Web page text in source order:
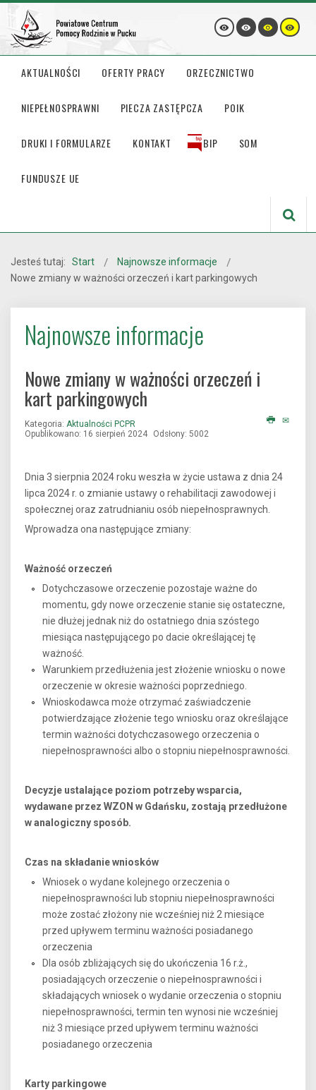
AKTUALNOŚCI OFERTY PRACY ORZECZNICTWO
NIEPEŁNOSPRAWNI PIECZA ZASTĘPCZA POIK
DRUKI I FORMULARZE KONTAKT BIP SOM
FUNDUSZE UE
Jesteś tutaj: Start
Najnowsze informacje
Nowe zmiany w ważności orzeczeń i kart parkingowych
Najnowsze informacje
Nowe zmiany w ważności orzeczeń i
kart parkingowych
Kategoria: Aktualności PCPR
Opublikowano: 16 sierpień 2024
Odsłony: 5002
Dnia 3 sierpnia 2024 roku weszła w życie ustawa z dnia 24
lipca 2024 r. o zmianie ustawy o rehabilitacji zawodowej i
społecznej oraz zatrudnianiu osób niepełnosprawnych.
Wprowadza ona następujące zmiany:
Ważność orzeczeń
Dotychczasowe orzeczenie pozostaje ważne do
momentu, gdy nowe orzeczenie stanie się ostateczne,
nie dłużej jednak niż do ostatniego dnia szóstego
miesiąca następującego po dacie określającej tę
ważność.
Warunkiem przedłużenia jest złożenie wniosku o nowe
orzeczenie w okresie ważności poprzedniego.
Wnioskodawca może otrzymać zaświadczenie
potwierdzające złożenie tego wniosku oraz określające
termin ważności dotychczasowego orzeczenia o
niepełnosprawności albo o stopniu niepełnosprawności.
Decyzje ustalające poziom potrzeby wsparcia,
wydawane przez WZON w Gdańsku, zostają przedłużone
w analogiczny sposób.
Czas na składanie wniosków
Wniosek o wydane kolejnego orzeczenia o
niepełnosprawności lub stopniu niepełnosprawności
może zostać złożony nie wcześniej niż 2 miesiące
przed upływem terminu ważności posiadanego
orzeczenia
Dla osób zbliżających się do ukończenia 16 r.ż.,
posiadających orzeczenie o niepełnosprawności i
składających wniosek o wydanie orzeczenia o stopniu
niepełnosprawności, termin ten wynosi nie wcześniej
niż 3 miesiące przed upływem terminu ważności
posiadanego orzeczenia
Karty parkingowe